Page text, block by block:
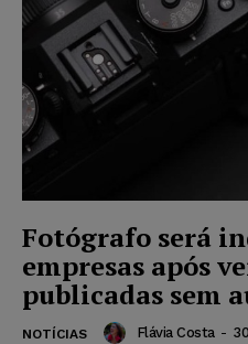
Fotógrafo será
empresas após
publicadas sem
NOTÍCIAS Flávia Costa -